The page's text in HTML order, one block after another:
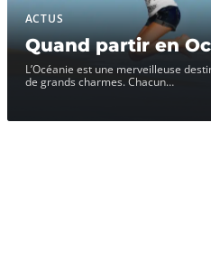
ACTUS
Quand partir en
L’Océanie est une merveilleuse
de grands charmes. Chacun…